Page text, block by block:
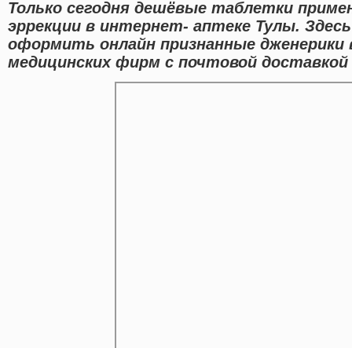
Только сегодня дешёвые таблетки
эррекции в интернет- аптеке Тулы.
оформить онлайн признанные дженерики
медицинских фирм с почтовой доставкой